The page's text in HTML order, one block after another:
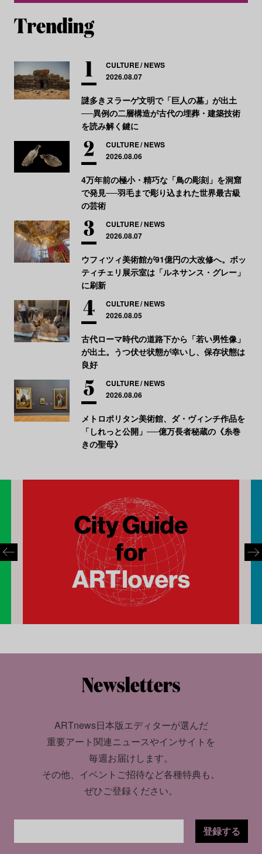
CULTURE NEWS
2026.08.07
謎多きヌラーゲ文明で「巨人の墓」が出土
──異例の二層構造が古代の埋葬・建築技術
を読み解く鍵に
CULTURE NEWS
2026.08.06
4万年前の極小・精巧な「鳥の彫刻」を洞窟
で発見──羽毛まで彫り込まれた世界最古級
の芸術
CULTURE NEWS
2026.08.07
ウフィツィ美術館が91億円の大改修へ。ボッ
ティチェリ展示室は「ルネサンス・グレー」
に刷新
CULTURE NEWS
2026.08.05
古代ローマ時代の道路下から「若い男性像」
が出土。うつ伏せ状態が幸いし、保存状態は
良好
CULTURE NEWS
2026.08.06
メトロポリタン美術館、ダ・ヴィンチ作品を
「しれっと公開」──億万長者秘蔵の《糸巻
きの聖母》
ARTnews日本版エディターが選んだ
重要アート関連ニュースやインサイトを
毎週お届けします。
その他、イベントご招待など各種特典も。
ぜひご登録ください。
登録する